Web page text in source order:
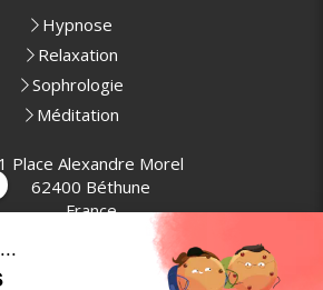
Hypnose
Relaxation
Sophrologie
Méditation
1 Place Alexandre Morel
62400 Béthune
France
Prendre rendez-vous